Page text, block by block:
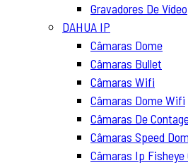
Gravadores De Vídeo
DAHUA IP
Câmaras Dome
Câmaras Bullet
Câmaras Wifi
Câmaras Dome Wifi
Câmaras De
Câmaras Speed
Câmaras Ip Fisheye